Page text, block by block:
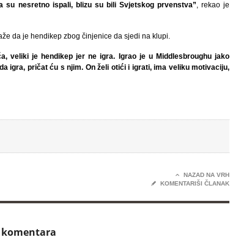
nesretno ispali, blizu su bili Svjetskog prvenstva”, rekao je
da je hendikep zbog činjenice da sjedi na klupi.
veliki je hendikep jer ne igra. Igrao je u Middlesbroughu jako
igra, pričat ću s njim. On želi otići i igrati, ima veliku motivaciju,

NAZAD NA VRH
✎
KOMENTARIŠI ČLANAK
komentara